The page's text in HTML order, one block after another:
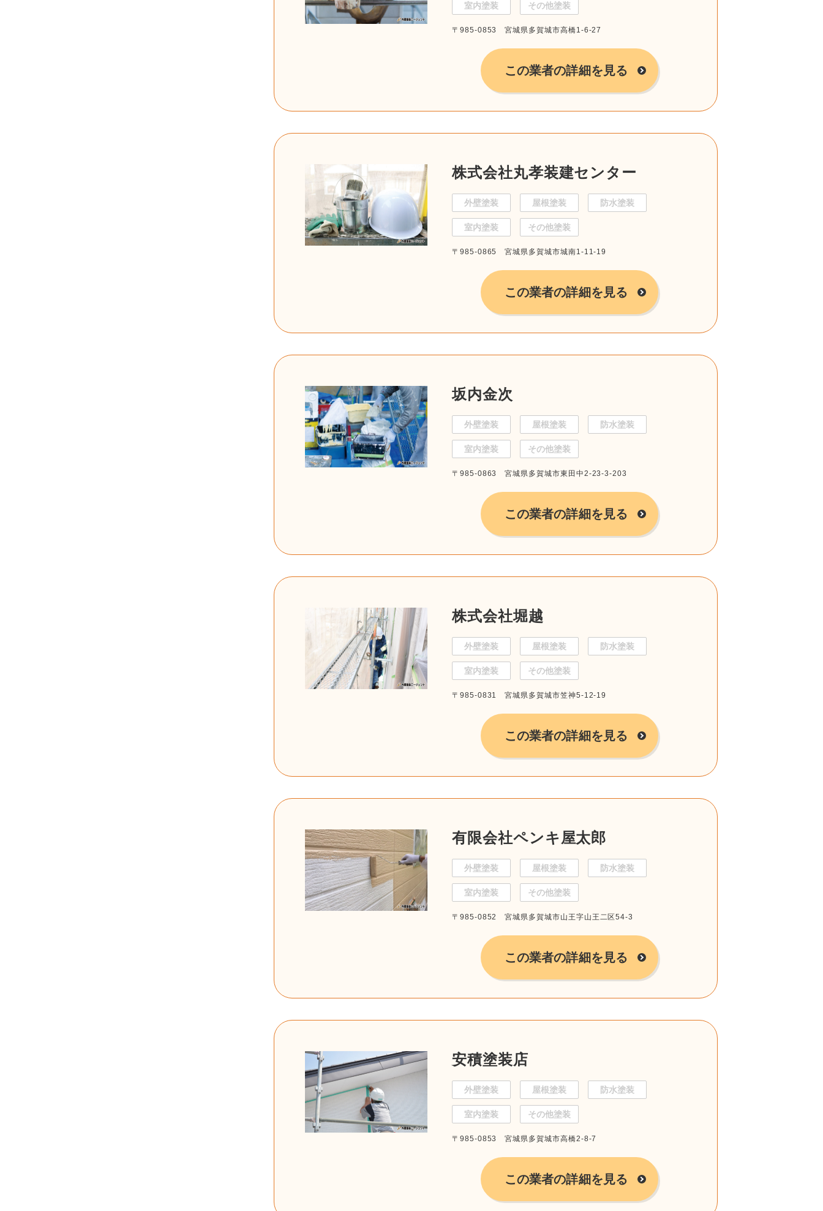
室内塗装 その他塗装
〒985-0853 宮城県多賀城市高橋1-6-27
この業者の詳細を見る
株式会社丸孝装建センター
外壁塗装 屋根塗装 防水塗装
室内塗装 その他塗装
〒985-0865 宮城県多賀城市城南1-11-19
この業者の詳細を見る
坂内金次
外壁塗装 屋根塗装 防水塗装
室内塗装 その他塗装
〒985-0863 宮城県多賀城市東田中2-23-3-203
この業者の詳細を見る
株式会社堀越
外壁塗装 屋根塗装 防水塗装
室内塗装 その他塗装
〒985-0831 宮城県多賀城市笠神5-12-19
この業者の詳細を見る
有限会社ペンキ屋太郎
外壁塗装 屋根塗装 防水塗装
室内塗装 その他塗装
〒985-0852 宮城県多賀城市山王字山王二区54-3
この業者の詳細を見る
安積塗装店
外壁塗装 屋根塗装 防水塗装
室内塗装 その他塗装
〒985-0853 宮城県多賀城市高橋2-8-7
この業者の詳細を見る